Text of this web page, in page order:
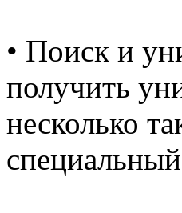
• Поиск и
получить
несколько